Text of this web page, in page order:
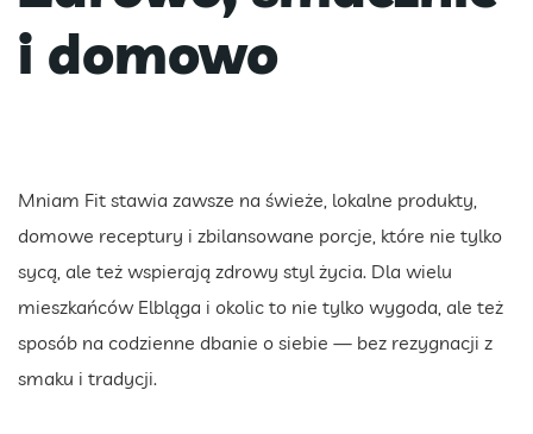
i domowo
Mniam Fit stawia zawsze na świeże, lokalne produkty,
domowe receptury i zbilansowane porcje, które nie tylko
sycą, ale też wspierają zdrowy styl życia. Dla wielu
mieszkańców Elbląga i okolic to nie tylko wygoda, ale też
sposób na codzienne dbanie o siebie — bez rezygnacji z
smaku i tradycji.